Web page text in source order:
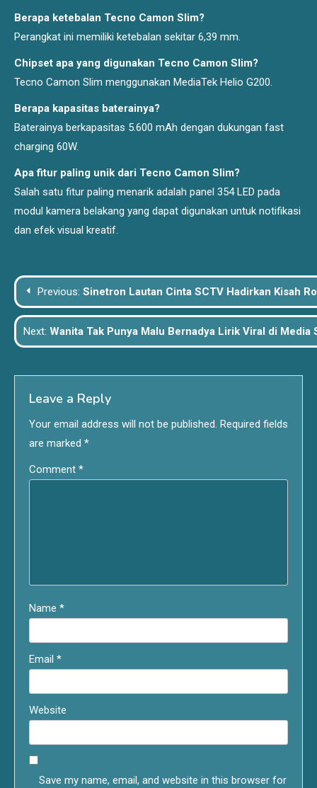
Berapa ketebalan Tecno Camon Slim?
Perangkat ini memiliki ketebalan sekitar 6,39 mm.
Chipset apa yang digunakan Tecno Camon Slim?
Tecno Camon Slim menggunakan MediaTek Helio G200.
Berapa kapasitas baterainya?
Baterainya berkapasitas 5.600 mAh dengan dukungan fast
charging 60W.
Apa fitur paling unik dari Tecno Camon Slim?
Salah satu fitur paling menarik adalah panel 354 LED pada
modul kamera belakang yang dapat digunakan untuk notifikasi
dan efek visual kreatif.
Post
navigation
Previous: Sinetron Lautan Cinta SCTV Hadirkan Kisah
Next: Wanita Tak Punya Malu Bernadya Lirik Viral di
Leave a Reply
Your email address will not be published. Required fields
are marked *
Comment *
Name *
Email *
Website
Save my name, email, and website in this browser for